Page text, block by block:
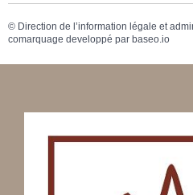
© Direction de l’information légale et
comarquage developpé par baseo.io